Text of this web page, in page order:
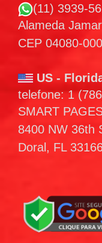
(11) 3939-
Alameda
CEP 04080-000
US -
telefone: 1
SMART
8400 NW 36th
Doral, FL